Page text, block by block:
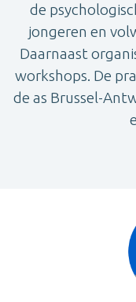
de
jongeren en
Daarnaast
workshops. De
de as Brussel-